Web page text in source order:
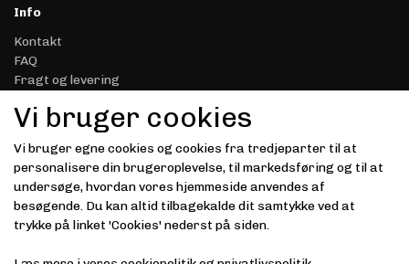
Info
Kontakt
FAQ
Fragt og levering
Handelsbetingelser
Datasikkerhed & Privatliv
Gavekort
Om Driver.dk
Kunde login
Modtag vores nyhedsbrev via e-mail
Vi bruger cookies
Vi bruger egne cookies og cookies fra tredjeparter til at
personalisere din brugeroplevelse, til markedsføring og til at
undersøge, hvordan vores hjemmeside anvendes af
besøgende. Du kan altid tilbagekalde dit samtykke ved at
trykke på linket 'Cookies' nederst på siden.